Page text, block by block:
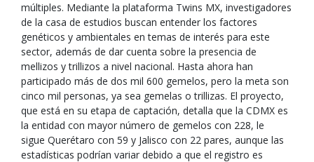
múltiples. Mediante la plataforma Twins MX, investigadores
de la casa de estudios buscan entender los factores
genéticos y ambientales en temas de interés para este
sector, además de dar cuenta sobre la presencia de
mellizos y trillizos a nivel nacional. Hasta ahora han
participado más de dos mil 600 gemelos, pero la meta son
cinco mil personas, ya sea gemelas o trillizas. El proyecto,
que está en su etapa de captación, detalla que la CDMX es
la entidad con mayor número de gemelos con 228, le
sigue Querétaro con 59 y Jalisco con 22 pares, aunque las
estadísticas podrían variar debido a que el registro es